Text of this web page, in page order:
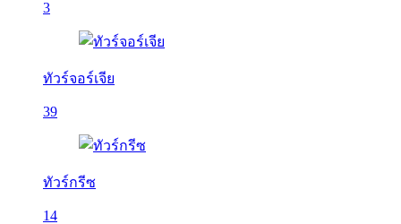
3
ทัวร์จอร์เจีย
39
ทัวร์กรีซ
14